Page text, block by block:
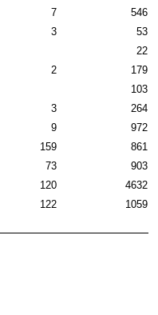
7
546
3
53
22
2
179
103
3
264
9
972
159
861
73
903
120
4632
122 1059